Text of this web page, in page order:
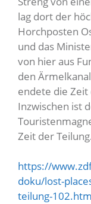
lag dort der
Horchposten
und das
von hier aus
den
endete die
Inzwischen ist
Zeit der
https://
doku/lost-
teilung-